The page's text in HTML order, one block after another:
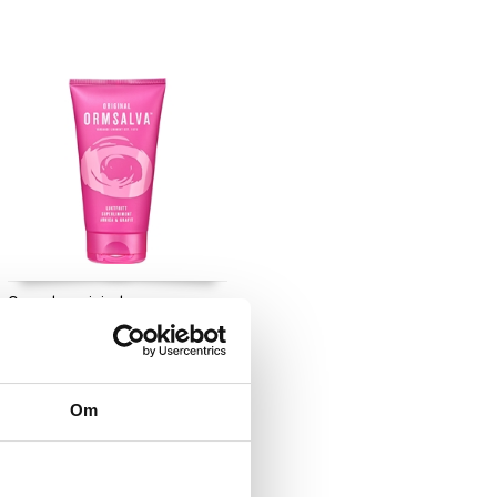
Om
Ormsalva original
ORMSALVA original käytetään
harjoittelun, kilpailun tai muun
€